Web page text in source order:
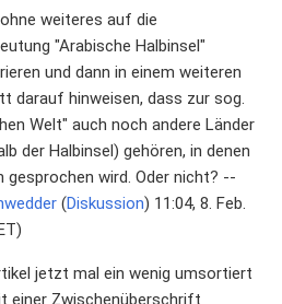
ohne weiteres auf die
"Arabische Halbinsel"
und dann in einem weiteren
darauf hinweisen, dass zur sog.
Welt" auch noch andere Länder
der Halbinsel) gehören, in denen
gesprochen wird. Oder nicht? --
(Diskussion) 11:04, 8. Feb.
jetzt mal ein wenig umsortiert
einer Zwischenüberschrift